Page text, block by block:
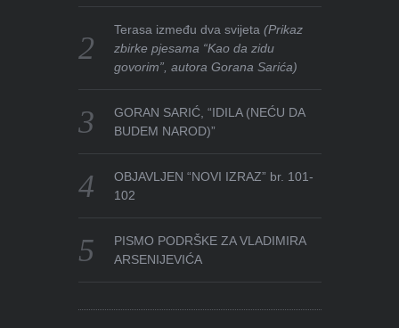
Terasa između dva svijeta(Prikaz
zbirke pjesama “Kao da zidu
govorim”, autora Gorana Sarića)
GORAN SARIĆ, “IDILA (NEĆU DA
BUDEM NAROD)”
OBJAVLJEN “NOVI IZRAZ” br. 101-
102
PISMO PODRŠKE ZA VLADIMIRA
ARSENIJEVIĆA